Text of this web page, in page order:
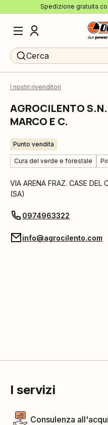
Spedizione gratuita
Cerca
I nostri rivenditori
AGROCILENTO
MARCO E C.
Punto vendita
Cura del verde e forestale
VIA ARENA FRAZ. CASE DEL
(SA)
0974963322
info@agrocilento.com
I servizi
Consulenza